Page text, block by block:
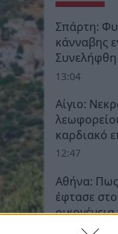
Σπάρτη:
κάνναβης
13:04
Αίγιο:
καρδιακό
12:47
Αθήνα: Πως
έφτασε